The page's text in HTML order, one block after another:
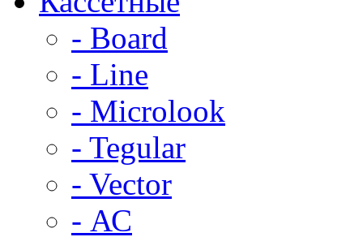
- Board
- Line
- Microlook
- Tegular
- Vector
- АС